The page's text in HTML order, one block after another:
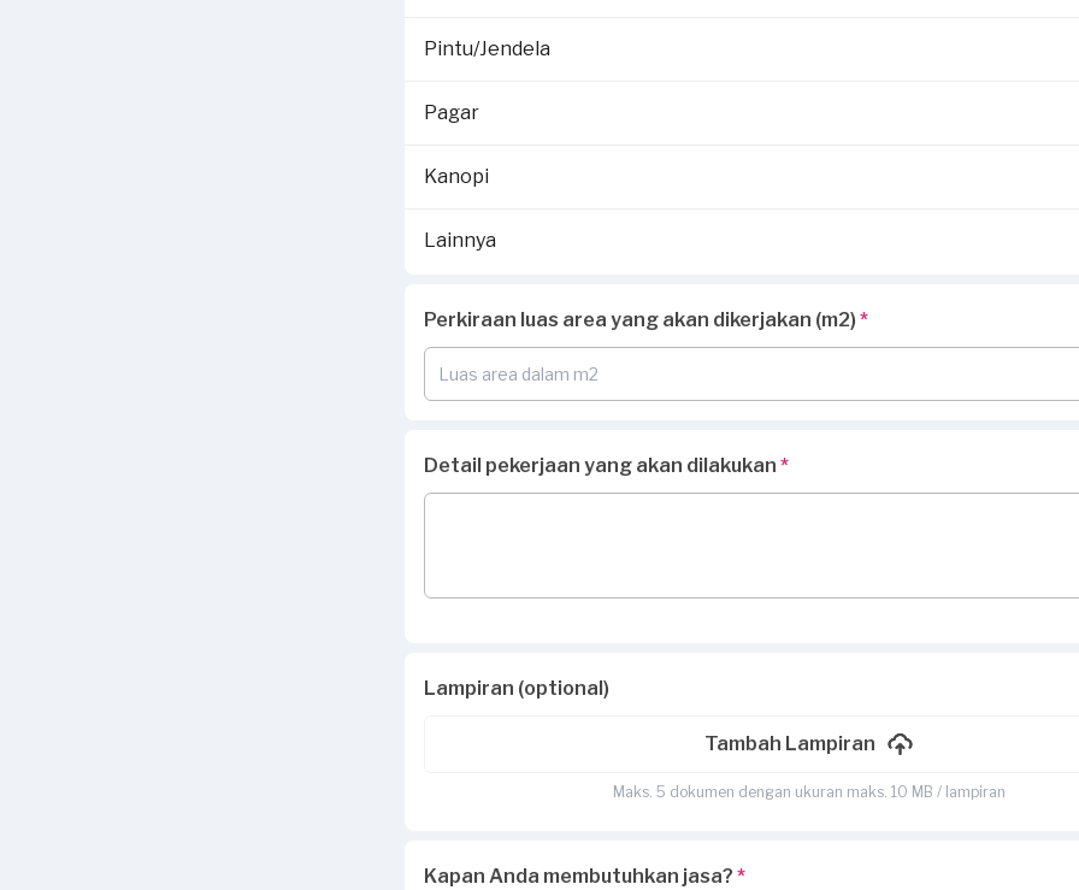
Pintu/Jendela
Pagar
Kanopi
Lainnya
Perkiraan luas area yang akan dikerjakan (m2) *
Detail pekerjaan yang akan dilakukan *
Lampiran (optional)
Tambah Lampiran
Maks. 5 dokumen dengan ukuran maks. 10 MB / lampiran
Kapan Anda membutuhkan jasa? *